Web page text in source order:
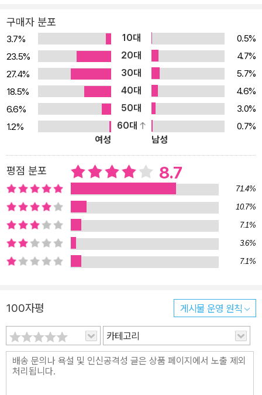
구매자 분포
3.7% 10대
0.5%
23.5%
20대
4.7%
27.4%
30대
5.7%
18.5%
40대
4.6%
6.6%
50대
3.0%
1.2%
60대
0.7%
여성
남성
평점 분포 8.7
71.4%
10.7%
7.1%
3.6%
7.1%
100자평 게시물 운영 원칙
카테고리